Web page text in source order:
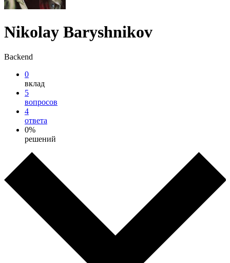
Nikolay Baryshnikov
Backend
0
вклад
5
вопросов
4
ответа
0%
решений